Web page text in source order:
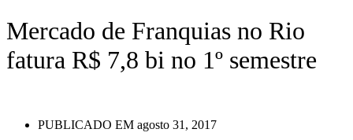
Mercado de Franquias no Rio
fatura R$ 7,8 bi no 1º semestre
PUBLICADO EM agosto 31, 2017